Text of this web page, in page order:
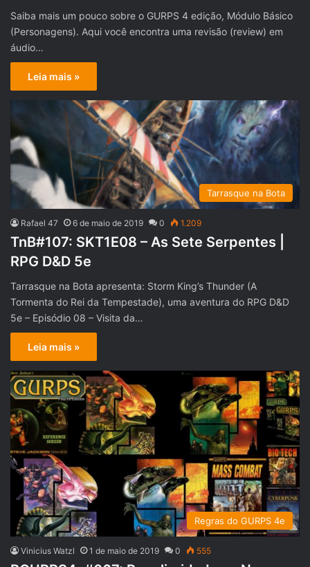
Saiba mais um pouco sobre o GURPS 4 edição, Módulo Básico
(Personagens). Aqui você encontra uma revisão (review) em
áudio…
Leia mais »
Tarrasque na Bota
Rafael 47 6 de maio de 2019 0 1.209
TnB#107: SKT1E08 – As Sete Serpentes |
RPG D&D 5e
Tarrasque na Bota apresenta: Storm King’s Thunder (A
Tormenta do Rei da Tempestade), uma aventura do RPG D&D
5e – Episódio 08 – Visita da…
Leia mais »
Regras do GURPS 4e
Vinicius Watzl 1 de maio de 2019 0 555